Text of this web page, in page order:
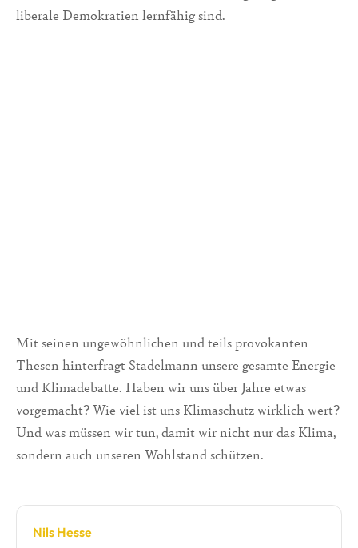
liberale Demokratien lernfähig sind.
Mit seinen ungewöhnlichen und teils provokanten
Thesen hinterfragt Stadelmann unsere gesamte Energie-
und Klimadebatte. Haben wir uns über Jahre etwas
vorgemacht? Wie viel ist uns Klimaschutz wirklich wert?
Und was müssen wir tun, damit wir nicht nur das Klima,
sondern auch unseren Wohlstand schützen.
Nils Hesse